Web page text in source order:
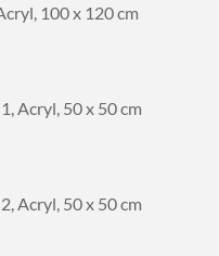
100 x 120 cm
Acryl, 50 x 50 cm
Acryl, 50 x 50 cm